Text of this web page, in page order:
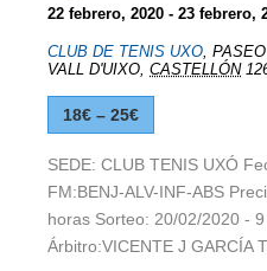
22 febrero, 2020 - 23 febrero,
CLUB DE TENIS UXO,
VALL D'UIXO, CASTELLÓN
18€ – 25€
SEDE: CLUB TENIS UXÓ
FM:BENJ-ALV-INF-ABS
horas Sorteo: 20/02/2020 -
Árbitro:VICENTE J GARCÍA